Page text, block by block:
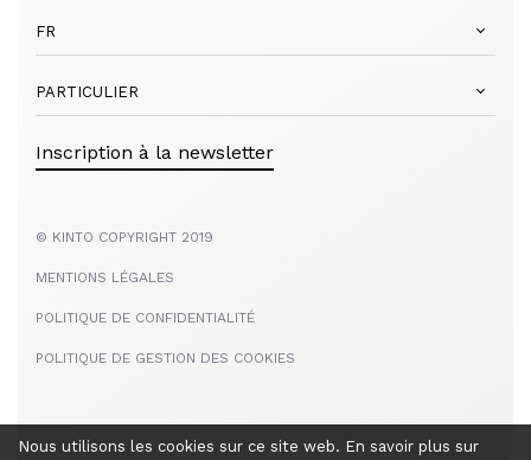
Nous utilisons les cookies sur ce site web. En savoir plus sur
FR
PARTICULIER
Inscription à la newsletter
© KINTO COPYRIGHT 2019
MENTIONS LÉGALES
POLITIQUE DE CONFIDENTIALITÉ
POLITIQUE DE GESTION DES COOKIES